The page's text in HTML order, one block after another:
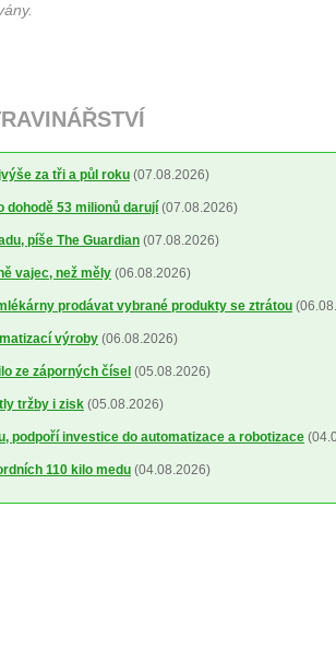
za tři a půl roku (07.08.2026)
dohodě 53 milionů darují (07.08.2026)
píše The Guardian (07.08.2026)
vajec, než měly (06.08.2026)
prodávat vybrané produkty se ztrátou
výroby (06.08.2026)
ze záporných čísel (05.08.2026)
tržby i zisk (05.08.2026)
podpoří investice do automatizace a robotizace
110 kilo medu (04.08.2026)